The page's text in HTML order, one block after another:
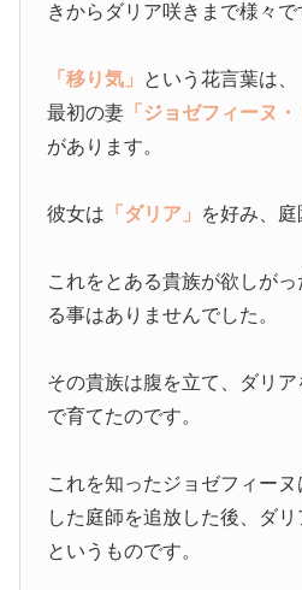
きからダリア咲きまで様々で
「移り気」 という花言葉は、
最初の妻 「ジョゼフィーヌ
があります。
彼女は 「ダリア」 を好み、庭
これをとある貴族が欲しが
る事はありませんでした。
その貴族は腹を立て、ダリ
で育てたのです。
これを知ったジョゼフィー
した庭師を追放した後、ダリ
というものです。